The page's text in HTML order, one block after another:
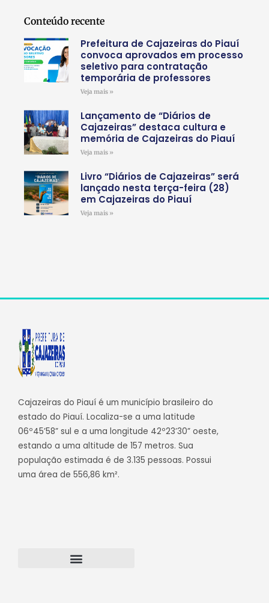
Conteúdo recente
Prefeitura de Cajazeiras do Piauí
convoca aprovados em processo
seletivo para contratação
temporária de professores
Veja mais »
Lançamento de “Diários de
Cajazeiras” destaca cultura e
memória de Cajazeiras do Piauí
Veja mais »
Livro “Diários de Cajazeiras” será
lançado nesta terça-feira (28)
em Cajazeiras do Piauí
Veja mais »
Cajazeiras do Piauí é um município brasileiro do
estado do Piauí. Localiza-se a uma latitude
06º45’58” sul e a uma longitude 42º23’30” oeste,
estando a uma altitude de 157 metros. Sua
população estimada é de 3.135 pessoas. Possui
uma área de 556,86 km².